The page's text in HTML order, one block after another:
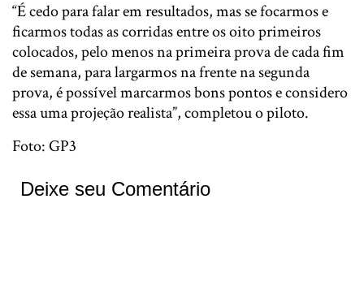
“É cedo para falar em resultados, mas se focarmos e
ficarmos todas as corridas entre os oito primeiros
colocados, pelo menos na primeira prova de cada fim
de semana, para largarmos na frente na segunda
prova, é possível marcarmos bons pontos e considero
essa uma projeção realista”, completou o piloto.
Foto: GP3
Deixe seu Comentário